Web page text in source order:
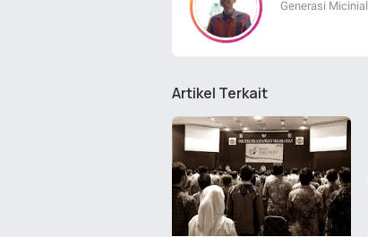
Generasi Micinial
Artikel Terkait